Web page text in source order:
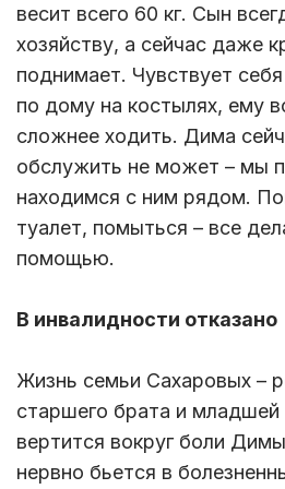
весит всего 60 кг. Сын
хозяйству, а сейчас даже
поднимает. Чувствует
по дому на костылях, ему
сложнее ходить. Дима
обслужить не может – мы
находимся с ним рядом.
туалет, помыться – все
помощью.
В инвалидности отказано
Жизнь семьи Сахаровых –
старшего брата и младшей
вертится вокруг боли
нервно бьется в